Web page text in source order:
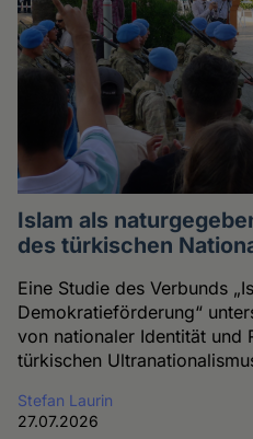
Islam als
des türkischen
Eine Studie des Verbunds
Demokratieförderung“
von nationaler Identität und
türkischen
Stefan Laurin
27.07.2026